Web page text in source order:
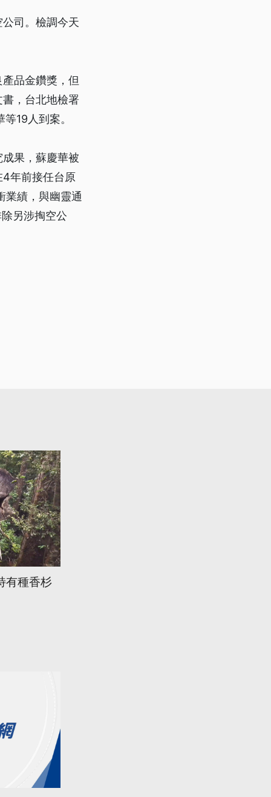
司。檢調今天
品金鑽獎，但
，台北地檢署
19人到案。
果，蘇慶華被
4年前接任台原
業績，與幽靈通
另涉掏空公
有種香杉